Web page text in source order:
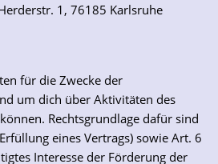
1, 76185 Karlsruhe
für die Zwecke der
um dich über Aktivitäten des
Rechtsgrundlage dafür sind
eines Vertrags) sowie Art. 6
Interesse der Förderung der